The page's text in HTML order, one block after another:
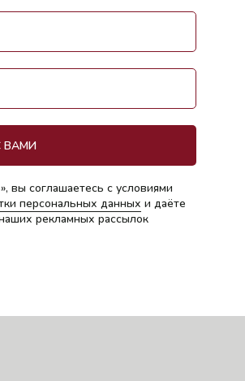
вы соглашаетесь с условиями
персональных данных и даёте
рекламных рассылок
ВАМИ